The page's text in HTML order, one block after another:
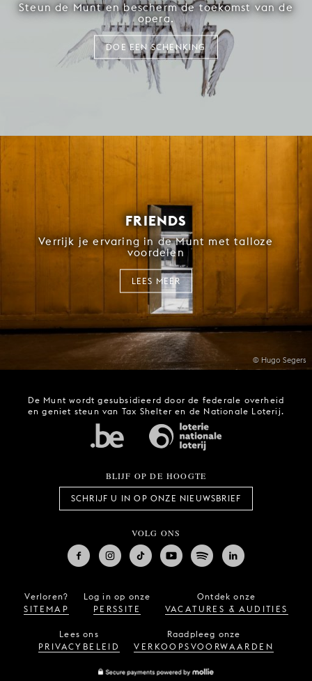
Steun de Munt en bescherm de toekomst van de
opera.
DOE EEN SCHENKING
© Hugo Segers
FRIENDS
Verrijk je ervaring in de Munt met talloze
voordelen
LEES MEER
De Munt wordt gesubsidieerd door de federale overheid
en geniet steun van Tax Shelter en de Nationale Loterij.
BLIJF OP DE HOOGTE
SCHRIJF U IN OP ONZE NIEUWSBRIEF
VOLG ONS
Verloren?
SITEMAP
Log in op onze
PERSSITE
Ontdek onze
VACATURES & AUDITIES
Lees ons
PRIVACYBELEID
Raadpleeg onze
VERKOOPSVOORWAARDEN